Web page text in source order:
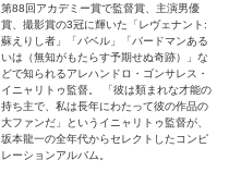
第88回アカデミー賞で監督賞、主演男優
賞、撮影賞の3冠に輝いた「レヴェナント:
蘇えりし者」「バベル」「バードマンある
いは（無知がもたらす予期せぬ奇跡）」な
どで知られるアレハンドロ・ゴンサレス・
イニャリトゥ監督。 「彼は類まれな才能の
持ち主で、私は長年にわたって彼の作品の
大ファンだ」というイニャリトゥ監督が、
坂本龍一の全年代からセレクトしたコンピ
レーションアルバム。